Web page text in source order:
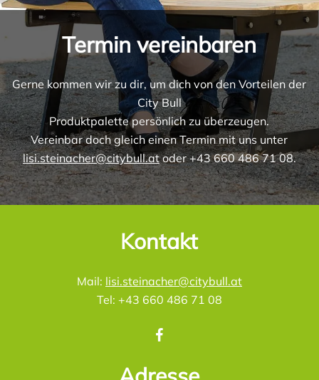
Termin vereinbaren
Gerne kommen wir zu dir, um dich von den Vorteilen der
City Bull
Produktpalette persönlich zu überzeugen.
Vereinbar doch gleich einen Termin mit uns unter
lisi.steinacher@citybull.atoder +43 660 486 71 08.
Kontakt
Mail: lisi.steinacher@citybull.at
Tel: +43 660 486 71 08